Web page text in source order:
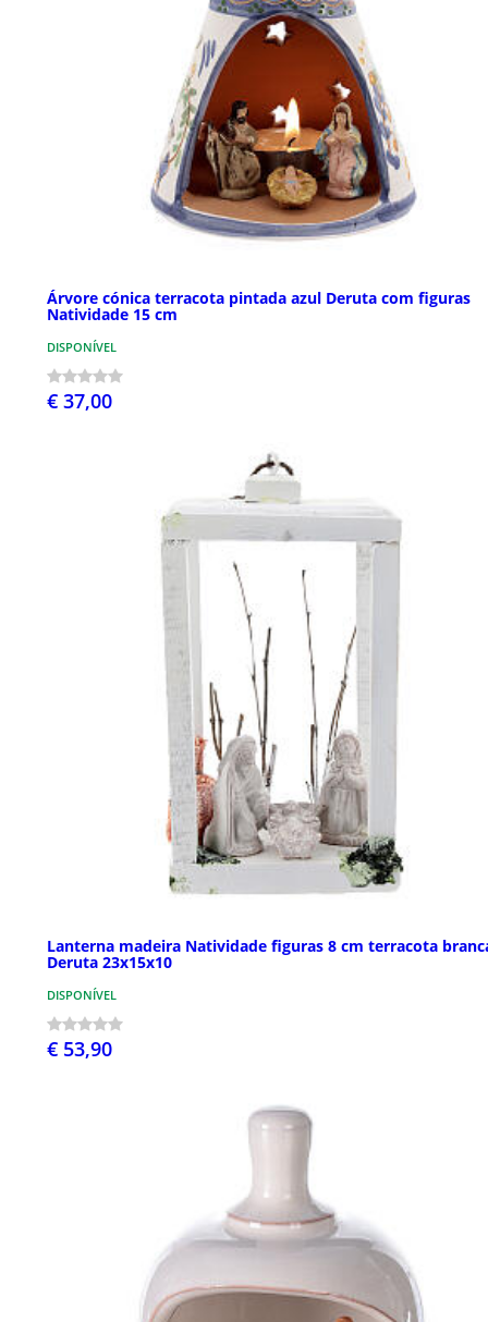
Árvore cónica terracota pintada azul Deruta com figuras
Natividade 15 cm
DISPONÍVEL
€ 37,00
Lanterna madeira Natividade figuras 8 cm terracota
Deruta 23x15x10
DISPONÍVEL
€ 53,90